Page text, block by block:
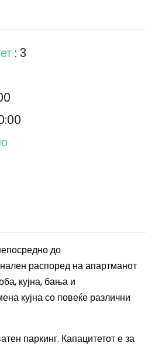
: 3
до
распоред на апартманот
кујна, бања и
кујна со повеќе различни
паркинг. Капацитетот е за